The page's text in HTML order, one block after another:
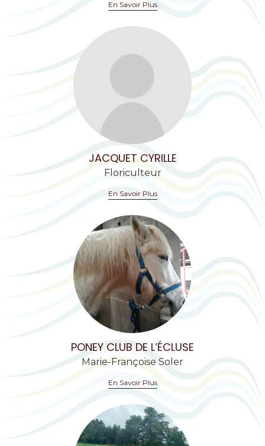
En Savoir Plus
JACQUET CYRILLE
Floriculteur
En Savoir Plus
PONEY CLUB DE L’ÉCLUSE
Marie-Françoise Soler
En Savoir Plus